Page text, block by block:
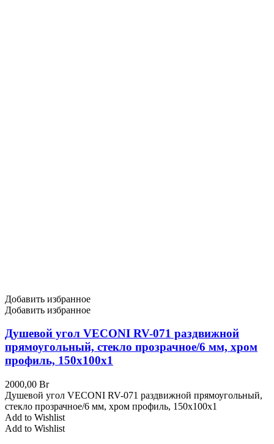
Добавить избранное
Добавить избранное
Душевой угол VECONI RV-071 раздвижной
прямоугольный, стекло прозрачное/6 мм, хром
профиль, 150x100x1
2000,00 Br
Душевой угол VECONI RV-071 раздвижной прямоугольный,
стекло прозрачное/6 мм, хром профиль, 150x100x1
Add to Wishlist
Add to Wishlist